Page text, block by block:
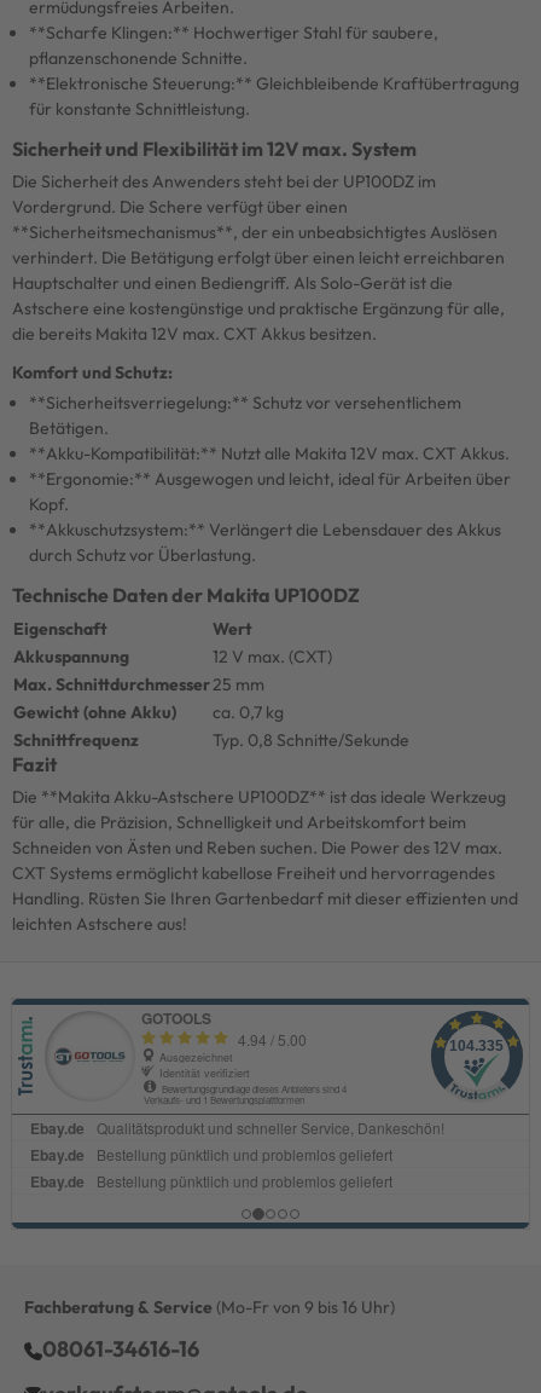
ermüdungsfreies Arbeiten.
**Scharfe Klingen:** Hochwertiger Stahl für saubere,
pflanzenschonende Schnitte.
**Elektronische Steuerung:** Gleichbleibende Kraftübertragung
für konstante Schnittleistung.
Sicherheit und Flexibilität im 12V max. System
Die Sicherheit des Anwenders steht bei der UP100DZ im
Vordergrund. Die Schere verfügt über einen
**Sicherheitsmechanismus**, der ein unbeabsichtigtes Auslösen
verhindert. Die Betätigung erfolgt über einen leicht erreichbaren
Hauptschalter und einen Bediengriff. Als Solo-Gerät ist die
Astschere eine kostengünstige und praktische Ergänzung für alle,
die bereits Makita 12V max. CXT Akkus besitzen.
Komfort und Schutz:
**Sicherheitsverriegelung:** Schutz vor versehentlichem
Betätigen.
**Akku-Kompatibilität:** Nutzt alle Makita 12V max. CXT Akkus.
**Ergonomie:** Ausgewogen und leicht, ideal für Arbeiten über
Kopf.
**Akkuschutzsystem:** Verlängert die Lebensdauer des Akkus
durch Schutz vor Überlastung.
Technische Daten der Makita UP100DZ
Eigenschaft
Wert
Akkuspannung
12 V max. (CXT)
Max. Schnittdurchmesser25 mm
Gewicht (ohne Akku)
ca. 0,7 kg
Schnittfrequenz
Typ. 0,8 Schnitte/Sekunde
Fazit
Die **Makita Akku-Astschere UP100DZ** ist das ideale Werkzeug
für alle, die Präzision, Schnelligkeit und Arbeitskomfort beim
Schneiden von Ästen und Reben suchen. Die Power des 12V max.
CXT Systems ermöglicht kabellose Freiheit und hervorragendes
Handling. Rüsten Sie Ihren Gartenbedarf mit dieser effizienten und
leichten Astschere aus!
Fachberatung & Service (Mo-Fr von 9 bis 16 Uhr)
08061-34616-16